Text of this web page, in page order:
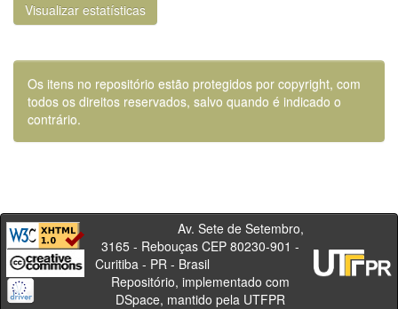
Visualizar estatísticas
Os itens no repositório estão protegidos por copyright, com
todos os direitos reservados, salvo quando é indicado o
contrário.
Av. Sete de Setembro,
3165 - Rebouças CEP 80230-901 -
Curitiba - PR - Brasil
Repositório, implementado com
DSpace, mantido pela UTFPR